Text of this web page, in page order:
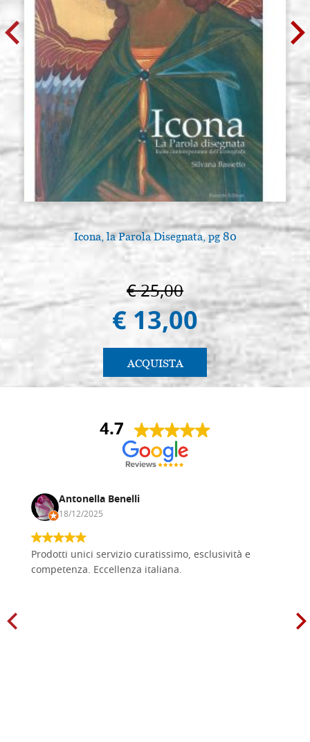
Icona, la Parola Disegnata, pg 80
€ 25,00
€ 13,00
ACQUISTA
4.7
Antonella Benelli
18/12/2025
Prodotti unici servizio curatissimo, esclusività e
competenza. Eccellenza italiana.